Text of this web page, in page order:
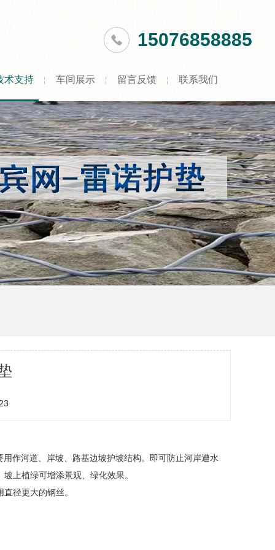
15076858885
术支持 车间展示 留言反馈 联系我们
作河道、岸坡、路基边坡护坡结构。即可防止河岸遭水
上植绿可增添景观、绿化效果。
径更大的钢丝。